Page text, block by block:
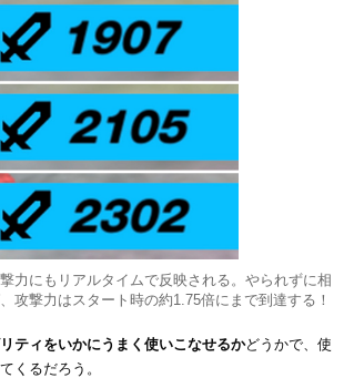
力にもリアルタイムで反映される。やられずに相
攻撃力はスタート時の約1.75倍にまで到達する！
ティをいかにうまく使いこなせるかどうかで、使
くるだろう。